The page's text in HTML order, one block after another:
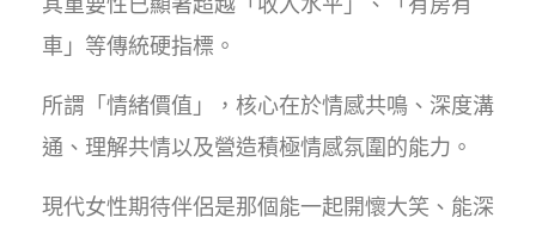
車」等傳統硬指標。
所謂「情緒價值」，核心在於情感共鳴、深度溝
通、理解共情以及營造積極情感氛圍的能力。
現代女性期待伴侶是那個能一起開懷大笑、能深